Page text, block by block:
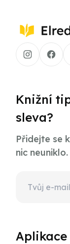
Knižní
sleva?
Přidejte se
nic neuniklo.
Aplikace